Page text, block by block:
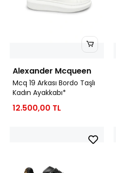
Alexander Mcqueen
Mcq 19 Arkası Bordo Taşlı
Kadın Ayakkabı*
12.500,00 TL